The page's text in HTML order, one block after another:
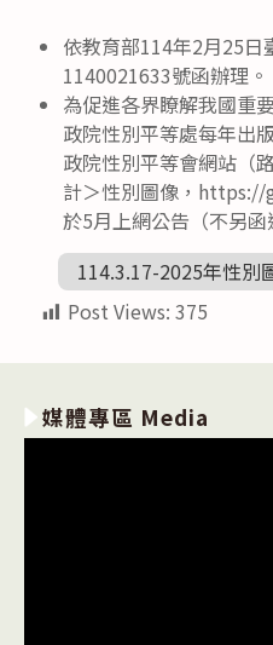
依教育部114年2月25日
1140021633號函辦理。
為促進各界瞭解我國重
政院性別平等處每年出
政院性別平等會網站（
計＞性別圖像，
於5月上網公告（不另函
114.3.17-2025年性別
Post Views: 375
媒體專區 Media